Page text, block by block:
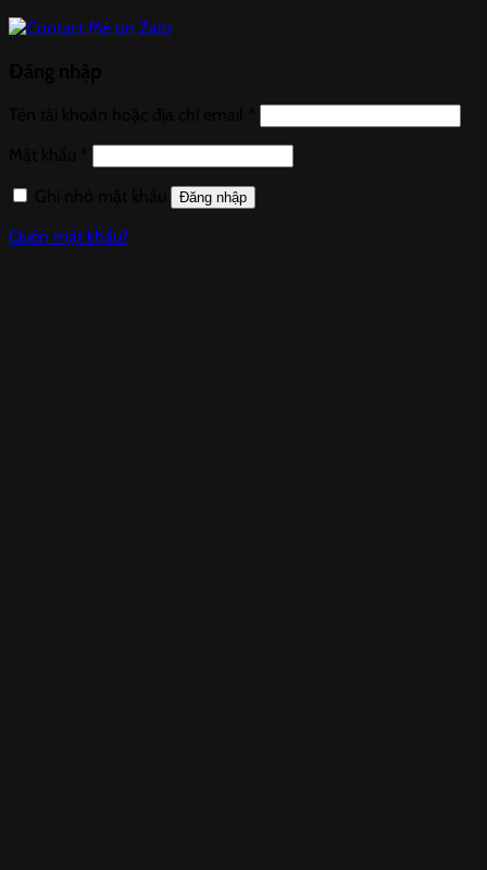
Đăng nhập
Quên mật khẩu?